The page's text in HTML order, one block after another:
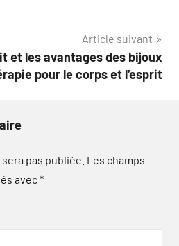
Article suivant
et les avantages des bijoux
pour le corps et l’esprit
pas publiée. Les champs
avec*